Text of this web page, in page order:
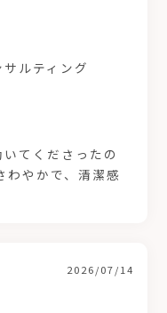
ルティング
てくださったの
わやかで、清潔感
2026/07/14